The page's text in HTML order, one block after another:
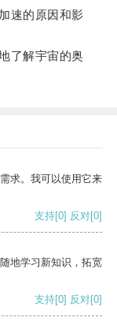
速的原因和影
了解宇宙的奥
求。我可以使用它来
支持[0] 反对[0]
地学习新知识，拓宽
支持[0] 反对[0]